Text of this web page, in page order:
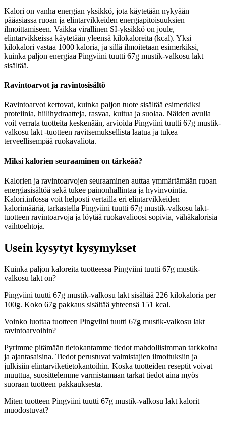
Kalori on vanha energian yksikkö, jota käytetään nykyään
pääasiassa ruoan ja elintarvikkeiden energiapitoisuuksien
ilmoittamiseen. Vaikka virallinen SI-yksikkö on joule,
elintarvikkeissa käytetään yleensä kilokaloreita (kcal). Yksi
kilokalori vastaa 1000 kaloria, ja sillä ilmoitetaan esimerkiksi,
kuinka paljon energiaa Pingviini tuutti 67g mustik-valkosu lakt
sisältää.
Ravintoarvot ja ravintosisältö
Ravintoarvot kertovat, kuinka paljon tuote sisältää esimerkiksi
proteiinia, hiilihydraatteja, rasvaa, kuitua ja suolaa. Näiden avulla
voit verrata tuotteita keskenään, arvioida Pingviini tuutti 67g mustik-
valkosu lakt -tuotteen ravitsemuksellista laatua ja tukea
terveellisempää ruokavaliota.
Miksi kalorien seuraaminen on tärkeää?
Kalorien ja ravintoarvojen seuraaminen auttaa ymmärtämään ruoan
energiasisältöä sekä tukee painonhallintaa ja hyvinvointia.
Kalori.infossa voit helposti vertailla eri elintarvikkeiden
kalorimääriä, tarkastella Pingviini tuutti 67g mustik-valkosu lakt-
tuotteen ravintoarvoja ja löytää ruokavalioosi sopivia, vähäkalorisia
vaihtoehtoja.
Usein kysytyt kysymykset
Kuinka paljon kaloreita tuotteessa Pingviini tuutti 67g mustik-
valkosu lakt on?
Pingviini tuutti 67g mustik-valkosu lakt sisältää 226 kilokaloria per
100g. Koko 67g pakkaus sisältää yhteensä 151 kcal.
Voinko luottaa tuotteen Pingviini tuutti 67g mustik-valkosu lakt
ravintoarvoihin?
Pyrimme pitämään tietokantamme tiedot mahdollisimman tarkkoina
ja ajantasaisina. Tiedot perustuvat valmistajien ilmoituksiin ja
julkisiin elintarviketietokantoihin. Koska tuotteiden reseptit voivat
muuttua, suosittelemme varmistamaan tarkat tiedot aina myös
suoraan tuotteen pakkauksesta.
Miten tuotteen Pingviini tuutti 67g mustik-valkosu lakt kalorit
muodostuvat?